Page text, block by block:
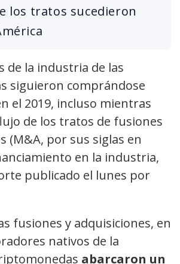
los tratos sucedieron
de la industria de las
siguieron comprándose
el 2019, incluso mientras
de los tratos de fusiones
(M&A, por sus siglas en
en la industria,
publicado el lunes por
fusiones y adquisiciones, en
nativos de la
abarcaron un